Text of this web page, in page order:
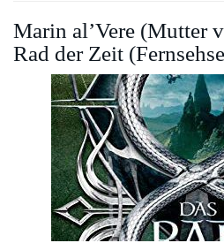
Marin al’Vere (Mutter
Rad der Zeit